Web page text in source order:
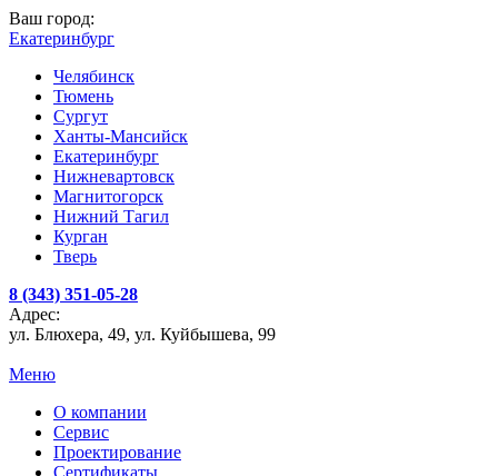
Ваш город:
Екатеринбург
Челябинск
Тюмень
Сургут
Ханты-Мансийск
Екатеринбург
Нижневартовск
Магнитогорск
Нижний Тагил
Курган
Тверь
8 (343) 351-05-28
Адрес:
ул. Блюхера, 49, ул. Куйбышева, 99
Меню
О компании
Сервис
Проектирование
Сертификаты